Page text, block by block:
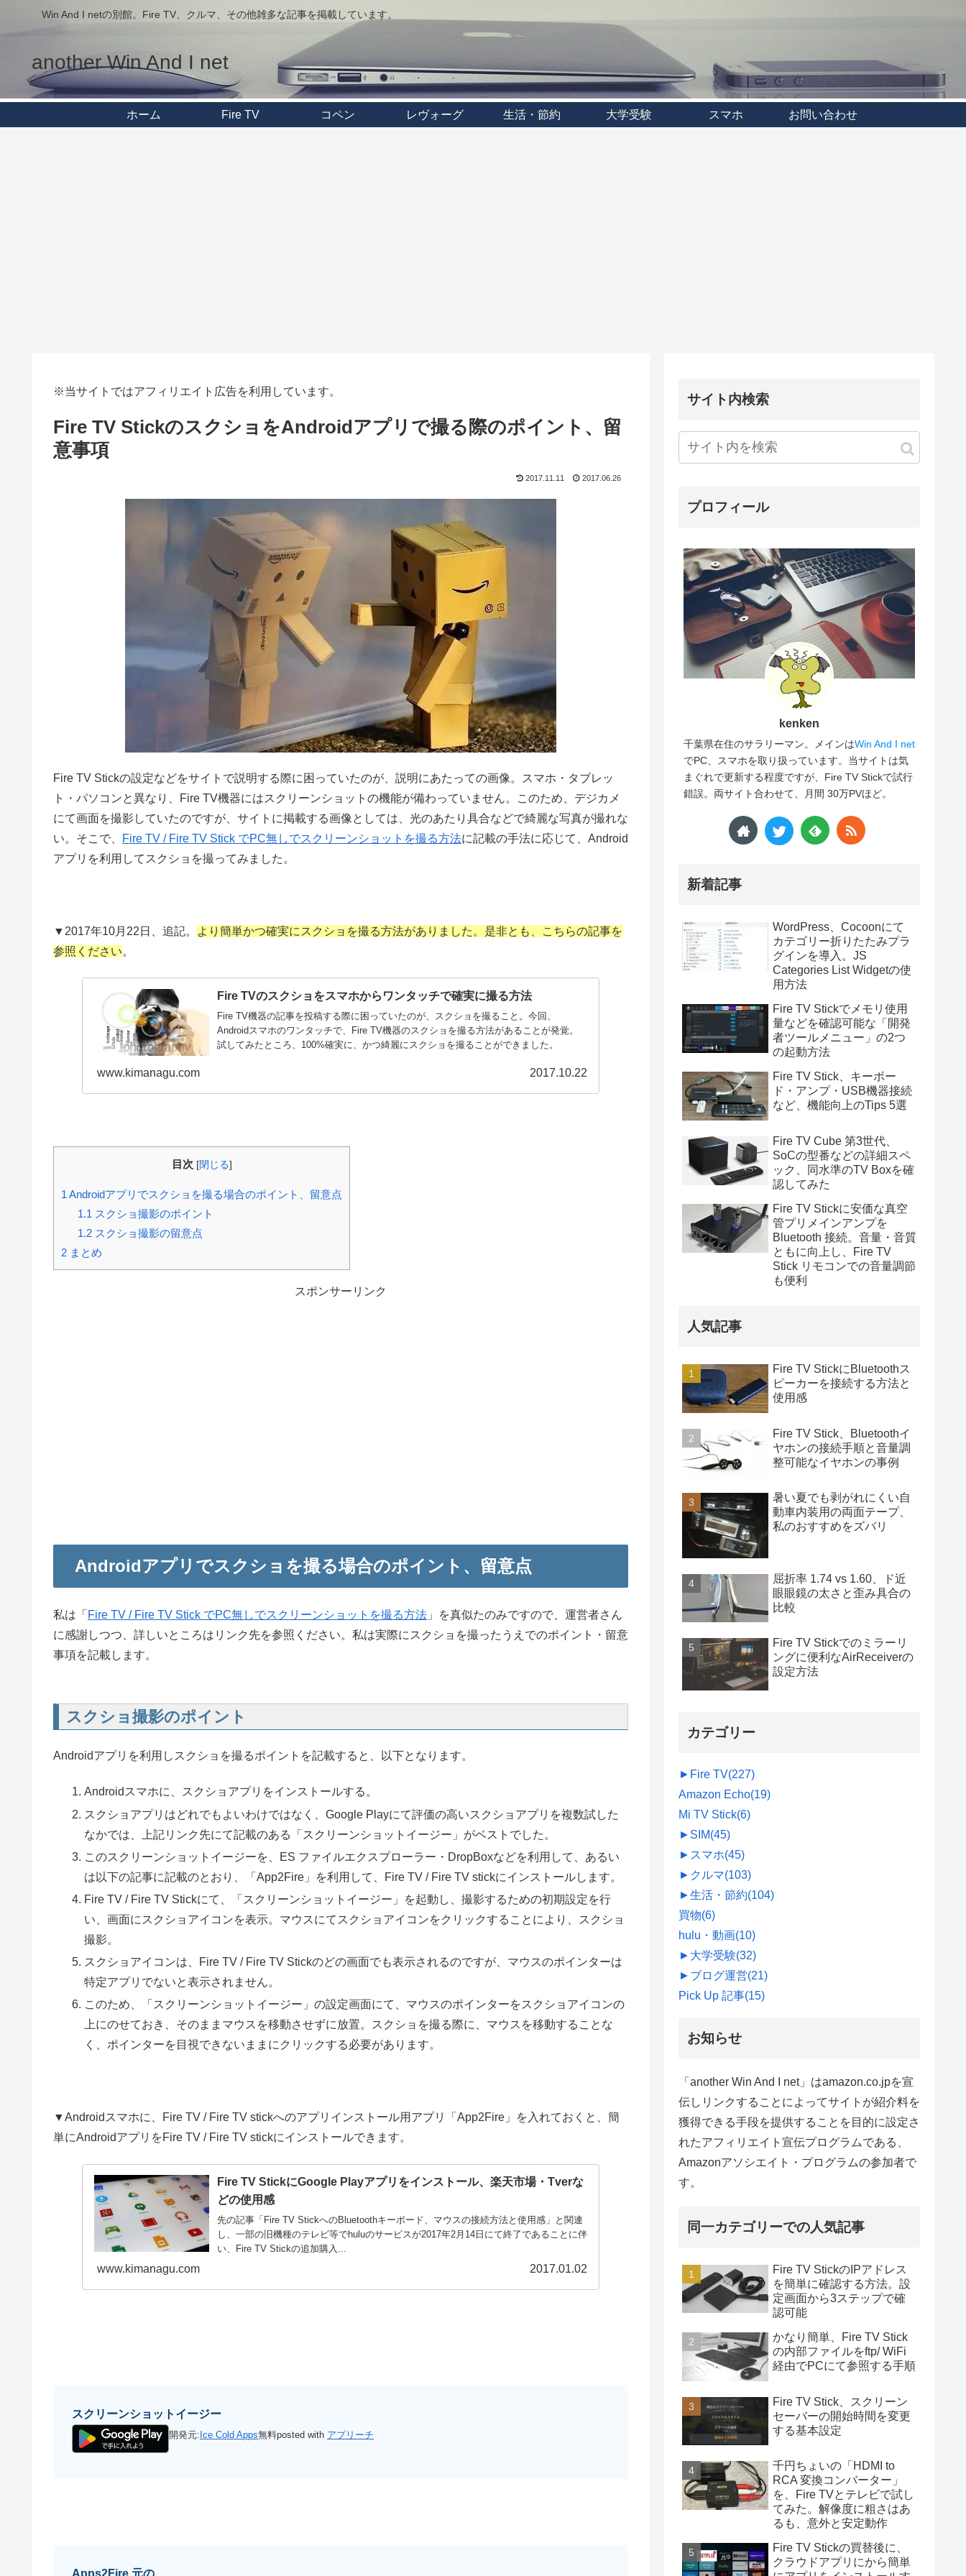
Win And I netの別館。Fire TV、クルマ、その他雑多な記事を掲載しています。
another Win And I net
ホーム Fire TV コペン レヴォーグ 生活・節約 大学受験 スマホ お問い合わせ
※当サイトではアフィリエイト広告を利用しています。
Fire TV StickのスクショをAndroidアプリで撮る際のポイント、留
意事項
2017.11.11 2017.06.26
Fire TV Stickの設定などをサイトで説明する際に困っていたのが、説明にあたっての画像。スマホ・タブレッ
ト・パソコンと異なり、Fire TV機器にはスクリーンショットの機能が備わっていません。このため、デジカメ
にて画面を撮影していたのですが、サイトに掲載する画像としては、光のあたり具合などで綺麗な写真が撮れな
い。そこで、
Fire TV / Fire TV Stick でPC無しでスクリーンショットを撮る方法に記載の手法に応じて、Android
アプリを利用してスクショを撮ってみました。
▼2017年10月22日、追記。
より簡単かつ確実にスクショを撮る方法がありました。是非とも、こちらの記事を
参照ください。
Fire TVのスクショをスマホからワンタッチで確実に撮る方法
Fire TV機器の記事を投稿する際に困っていたのが、スクショを撮ること。今回、
Androidスマホのワンタッチで、Fire TV機器のスクショを撮る方法があることが発覚。
試してみたところ、100%確実に、かつ綺麗にスクショを撮ることができました。
www.kimanagu.com 2017.10.22
目次 [閉じる]
1Androidアプリでスクショを撮る場合のポイント、留意点
1.1スクショ撮影のポイント
1.2スクショ撮影の留意点
2 まとめ
スポンサーリンク
Androidアプリでスクショを撮る場合のポイント、留意点
私は「 Fire TV / Fire TV Stick でPC無しでスクリーンショットを撮る方法 」を真似たのみですので、運営者さん
に感謝しつつ、詳しいところはリンク先を参照ください。私は実際にスクショを撮ったうえでのポイント・留意
事項を記載します。
スクショ撮影のポイント
Androidアプリを利用しスクショを撮るポイントを記載すると、以下となります。
Androidスマホに、スクショアプリをインストールする。
スクショアプリはどれでもよいわけではなく、Google Playにて評価の高いスクショアプリを複数試した
なかでは、上記リンク先にて記載のある「スクリーンショットイージー」がベストでした。
このスクリーンショットイージーを、ES ファイルエクスプローラー・DropBoxなどを利用して、あるい
は以下の記事に記載のとおり、「App2Fire」を利用して、Fire TV / Fire TV stickにインストールします。
Fire TV / Fire TV Stickにて、「スクリーンショットイージー」を起動し、撮影するための初期設定を行
い、画面にスクショアイコンを表示。マウスにてスクショアイコンをクリックすることにより、スクショ
撮影。
スクショアイコンは、Fire TV / Fire TV Stickのどの画面でも表示されるのですが、マウスのポインターは
特定アプリでないと表示されません。
このため、「スクリーンショットイージー」の設定画面にて、マウスのポインターをスクショアイコンの
上にのせておき、そのままマウスを移動させずに放置。スクショを撮る際に、マウスを移動することな
く、ポインターを目視できないままにクリックする必要があります。
▼Androidスマホに、Fire TV / Fire TV stickへのアプリインストール用アプリ「App2Fire」を入れておくと、簡
単にAndroidアプリをFire TV / Fire TV stickにインストールできます。
Fire TV StickにGoogle Playアプリをインストール、楽天市場・Tverな
どの使用感
先の記事「Fire TV StickへのBluetoothキーボード、マウスの接続方法と使用感」と関連
し、一部の旧機種のテレビ等でhuluのサービスが2017年2月14日にて終了であることに伴
い、Fire TV Stickの追加購入...
www.kimanagu.com 2017.01.02
スクリーンショットイージー
開発元: Ice Cold Apps無料posted with アプリーチ
Apps2Fire 元の
サイト内検索
プロフィール
kenken
千葉県在住のサラリーマン。メインはWin And I net
でPC、スマホを取り扱っています。当サイトは気
まぐれで更新する程度ですが、Fire TV Stickで試行
錯誤。両サイト合わせて、月間 30万PVほど。
新着記事
WordPress、Cocoonにて
カテゴリー折りたたみプラ
グインを導入。JS
Categories List Widgetの使
用方法
Fire TV Stickでメモリ使用
量などを確認可能な「開発
者ツールメニュー」の2つ
の起動方法
Fire TV Stick、キーボー
ド・アンプ・USB機器接続
など、機能向上のTips 5選
Fire TV Cube 第3世代、
SoCの型番などの詳細スペ
ック、同水準のTV Boxを確
認してみた
Fire TV Stickに安価な真空
管プリメインアンプを
Bluetooth 接続。音量・音質
ともに向上し、Fire TV
Stick リモコンでの音量調節
も便利
人気記事
Fire TV StickにBluetoothス
ピーカーを接続する方法と
使用感
Fire TV Stick、Bluetoothイ
ヤホンの接続手順と音量調
整可能なイヤホンの事例
暑い夏でも剥がれにくい自
動車内装用の両面テープ、
私のおすすめをズバリ
屈折率 1.74 vs 1.60、ド近
眼眼鏡の太さと歪み具合の
比較
Fire TV Stickでのミラーリ
ングに便利なAirReceiverの
設定方法
カテゴリー
► Fire TV(227)
Amazon Echo(19)
Mi TV Stick(6)
► SIM(45)
► スマホ(45)
► クルマ(103)
►生活・節約(104)
買物(6)
hulu・動画(10)
► 大学受験(32)
► ブログ運営(21)
Pick Up 記事(15)
お知らせ
「another Win And I net」はamazon.co.jpを宣
伝しリンクすることによってサイトが紹介料を
獲得できる手段を提供することを目的に設定さ
れたアフィリエイト宣伝プログラムである、
Amazonアソシエイト・プログラムの参加者で
す。
同一カテゴリーでの人気記事
Fire TV StickのIPアドレス
を簡単に確認する方法。設
定画面から3ステップで確
認可能
かなり簡単、Fire TV Stick
の内部ファイルをftp/ WiFi
経由でPCにて参照する手順
Fire TV Stick、スクリーン
セーバーの開始時間を変更
する基本設定
千円ちょいの「HDMI to
RCA 変換コンバーター」
を、Fire TVとテレビで試し
てみた。解像度に粗さはあ
るも、意外と安定動作
Fire TV Stickの買替後に、
クラウドアプリにから簡単